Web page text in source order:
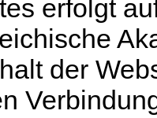
erfolgt
der